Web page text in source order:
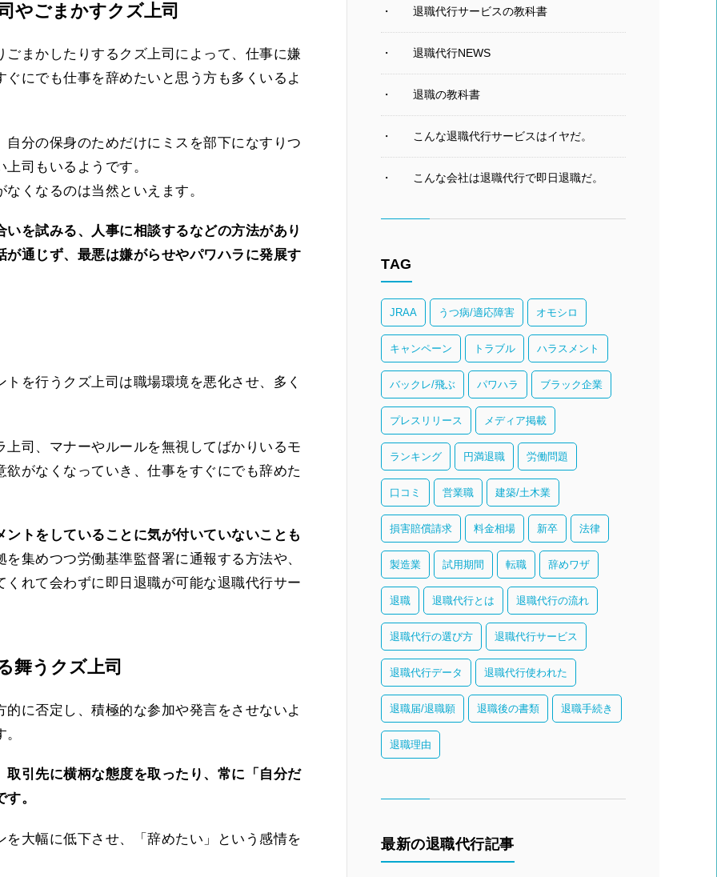
やごまかすクズ上司
まかしたりするクズ上司によって、仕事に嫌
にでも仕事を辞めたいと思う方も多くいるよ
分の保身のためだけにミスを部下になすりつ
司もいるようです。
くなるのは当然といえます。
を試みる、人事に相談するなどの方法があり
通じず、最悪は嫌がらせやパワハラに発展す
を行うクズ上司は職場環境を悪化させ、多く
司、マナーやルールを無視してばかりいるモ
がなくなっていき、仕事をすぐにでも辞めた
トをしていることに気が付いていないことも
を集めつつ労働基準監督署に通報する方法や、
れて会わずに即日退職が可能な退職代行サー
舞うクズ上司
に否定し、積極的な参加や発言をさせないよ
引先に横柄な態度を取ったり、常に「自分だ
。
大幅に低下させ、「辞めたい」という感情を
退職代行サービスの教科書
退職代行NEWS
退職の教科書
こんな退職代行サービスはイヤだ。
こんな会社は退職代行で即日退職だ。
TAG
JRAA うつ病/適応障害 オモシロ
キャンペーン トラブル ハラスメント
バックレ/飛ぶ パワハラ ブラック企業
プレスリリース メディア掲載
ランキング 円満退職 労働問題
口コミ 営業職 建築/土木業
損害賠償請求 料金相場 新卒 法律
製造業 試用期間 転職 辞めワザ
退職 退職代行とは 退職代行の流れ
退職代行の選び方 退職代行サービス
退職代行データ 退職代行使われた
退職届/退職願 退職後の書類 退職手続き
退職理由
最新の退職代行記事